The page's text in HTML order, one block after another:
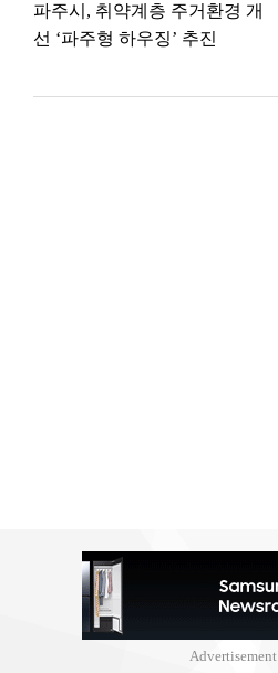
파주시, 취약계층 주거환경 개
선 ‘파주형 하우징’ 추진
Advertisement